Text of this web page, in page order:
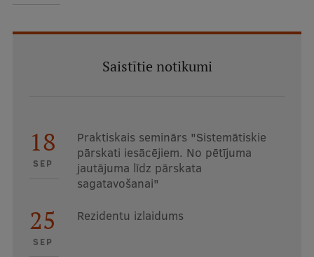
Saistītie notikumi
18
SEP
Praktiskais seminārs "Sistemātiskie
pārskati iesācējiem. No pētījuma
jautājuma līdz pārskata
sagatavošanai"
25
SEP
Rezidentu izlaidums